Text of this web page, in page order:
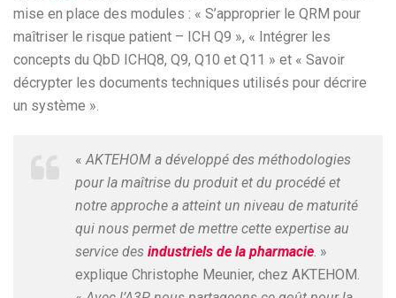
mise en place des modules : « S’approprier le QRM pour
maîtriser le risque patient – ICH Q9 », « Intégrer les
concepts du QbD ICHQ8, Q9, Q10 et Q11 » et « Savoir
décrypter les documents techniques utilisés pour décrire
un système ».
«AKTEHOM a développé des méthodologies
pour la maîtrise du produit et du procédé et
notre approche a atteint un niveau de maturité
qui nous permet de mettre cette expertise au
service des industriels de la pharmacie. »
explique Christophe Meunier, chez AKTEHOM.